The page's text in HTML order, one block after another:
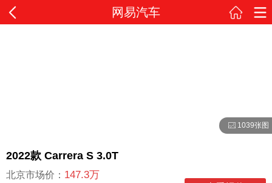
网易汽车
1039张图
2022款 Carrera S 3.0T
北京市场价： 147.3万